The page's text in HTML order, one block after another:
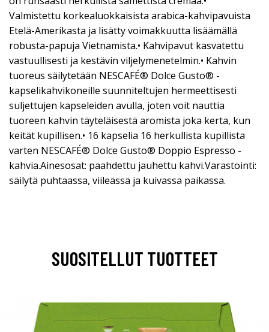
Valmistettu korkealuokkaisista arabica-kahvipavuista
Etelä-Amerikasta ja lisätty voimakkuutta lisäämällä
robusta-papuja Vietnamista.• Kahvipavut kasvatettu
vastuullisesti ja kestävin viljelymenetelmin.• Kahvin
tuoreus säilytetään NESCAFÉ® Dolce Gusto® -
kapselikahvikoneille suunniteltujen hermeettisesti
suljettujen kapseleiden avulla, joten voit nauttia
tuoreen kahvin täyteläisestä aromista joka kerta, kun
keität kupillisen.• 16 kapselia 16 herkullista kupillista
varten NESCAFÉ® Dolce Gusto® Doppio Espresso -
kahvia.Ainesosat: paahdettu jauhettu kahvi.Varastointi:
säilytä puhtaassa, viileässä ja kuivassa paikassa.
SUOSITELLUT TUOTTEET